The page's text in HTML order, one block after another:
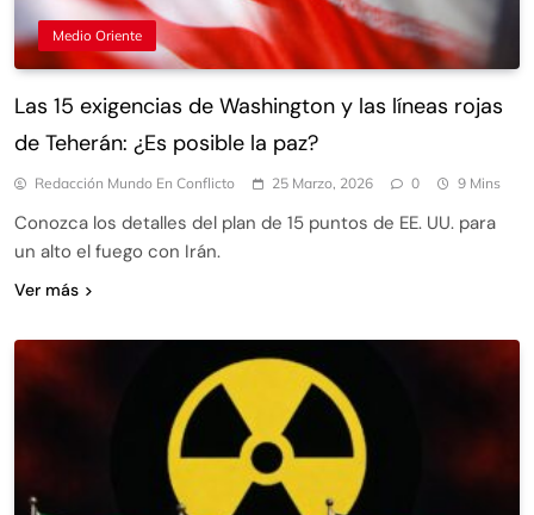
Medio Oriente
Las 15 exigencias de Washington y las líneas rojas
de Teherán: ¿Es posible la paz?
Redacción Mundo En Conflicto 25 Marzo, 2026 0 9 Mins
Conozca los detalles del plan de 15 puntos de EE. UU. para
un alto el fuego con Irán.
Ver más